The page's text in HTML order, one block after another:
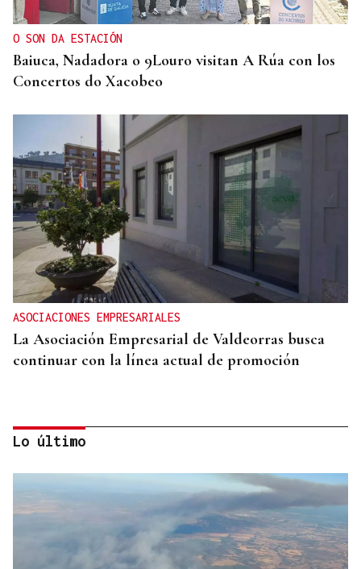
O SON DA ESTACIÓN
Baiuca, Nadadora o 9Louro visitan A Rúa con los
Concertos do Xacobeo
ASOCIACIONES EMPRESARIALES
La Asociación Empresarial de Valdeorras busca
continuar con la línea actual de promoción
Lo último